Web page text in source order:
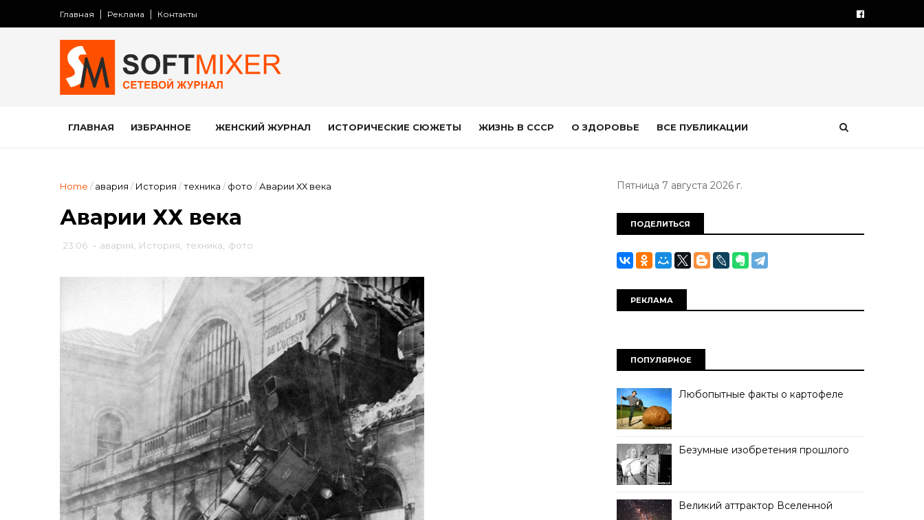
Главная Реклама Контакты
ГЛАВНАЯ ИЗБРАННОЕ ЖЕНСКИЙ ЖУРНАЛ ИСТОРИЧЕСКИЕ СЮЖЕТЫ ЖИЗНЬ В СССР О ЗДОРОВЬЕ ВСЕ ПУБЛИКАЦИИ
Home / авария / История /техника / фото /Аварии ХХ века
Аварии ХХ века
23:06 - авария История техника фото
Пятница 7 августа 2026 г.
ПОДЕЛИТЬСЯ
РЕКЛАМА
ПОПУЛЯРНОЕ
Любопытные факты о картофеле
Безумные изобретения прошлого
Великий аттрактор Вселенной